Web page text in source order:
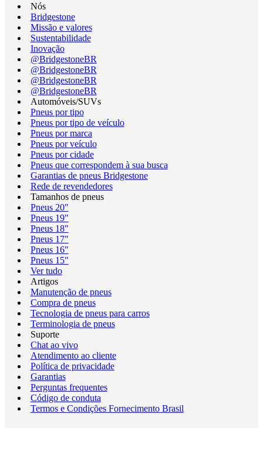
Nós
Bridgestone
Missão e valores
Sustentabilidade
Inovação
@BridgestoneBR
@BridgestoneBR
@BridgestoneBR
@BridgestoneBR
Automóveis/SUVs
Pneus por tipo
Pneus por tipo de veículo
Pneus por marca
Pneus por veículo
Pneus por cidade
Pneus que correspondem à sua busca
Garantias de pneus Bridgestone
Rede de revendedores
Tamanhos de pneus
Pneus 20"
Pneus 19"
Pneus 18"
Pneus 17"
Pneus 16"
Pneus 15"
Ver tudo
Artigos
Manutenção de pneus
Compra de pneus
Tecnologia de pneus para carros
Terminologia de pneus
Suporte
Chat ao vivo
Atendimento ao cliente
Política de privacidade
Garantias
Perguntas frequentes
Código de conduta
Termos e Condições Fornecimento Brasil